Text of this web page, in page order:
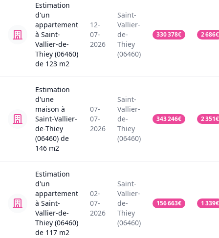
Estimation
d'un
appartement
à Saint-
Vallier-de-
Thiey (06460)
de 123 m2
12-
07-
2026
Saint-
Vallier-
de-
Thiey
(06460)
330 378€ 2 686€
Estimation
d'une
maison à
Saint-Vallier-
de-Thiey
(06460) de
146 m2
07-
07-
2026
Saint-
Vallier-
de-
Thiey
(06460)
343 246€ 2 351€
Estimation
d'un
appartement
à Saint-
Vallier-de-
Thiey (06460)
de 117 m2
02-
07-
2026
Saint-
Vallier-
de-
Thiey
(06460)
156 663€ 1 339€